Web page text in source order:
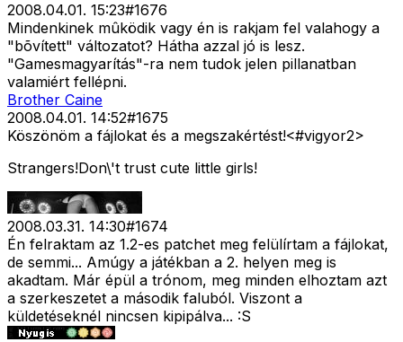
2008.04.01. 15:23#1676
Mindenkinek mûködik vagy én is rakjam fel valahogy a
"bõvített" változatot? Hátha azzal jó is lesz.
"Gamesmagyarítás"-ra nem tudok jelen pillanatban
valamiért fellépni.
Brother Caine
2008.04.01. 14:52#1675
Köszönöm a fájlokat és a megszakértést!<#vigyor2>
Strangers!Don\'t trust cute little girls!
2008.03.31. 14:30#1674
Én felraktam az 1.2-es patchet meg felülírtam a fájlokat,
de semmi... Amúgy a játékban a 2. helyen meg is
akadtam. Már épül a trónom, meg minden elhoztam azt
a szerkeszetet a második faluból. Viszont a
küldetéseknél nincsen kipipálva... :S